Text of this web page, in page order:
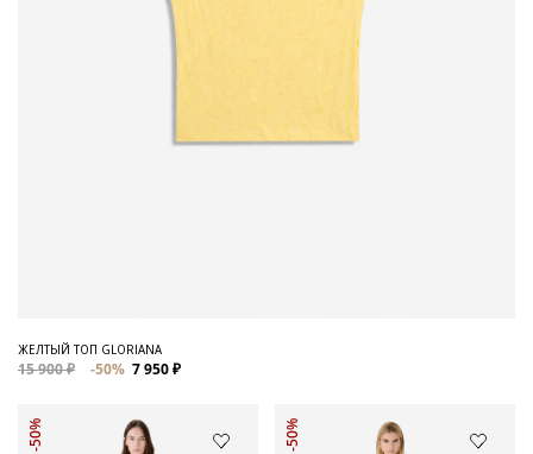
ЖЕЛТЫЙ ТОП GLORIANA
15 900 ₽ -50% 7 950 ₽
-50% -50%